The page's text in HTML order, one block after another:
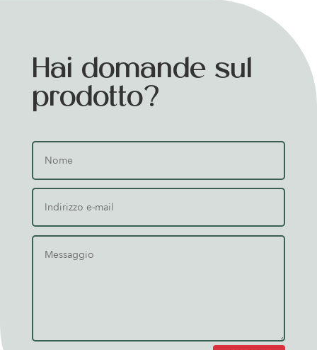
Hai domande sul
prodotto?